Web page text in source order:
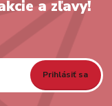
a zľavy!
Prihlásiť sa